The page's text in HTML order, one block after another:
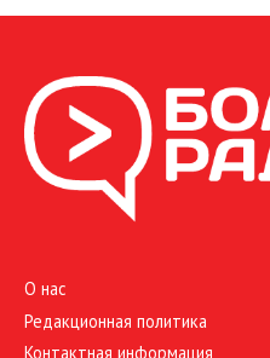
О нас
Редакционная политика
Контактная информация